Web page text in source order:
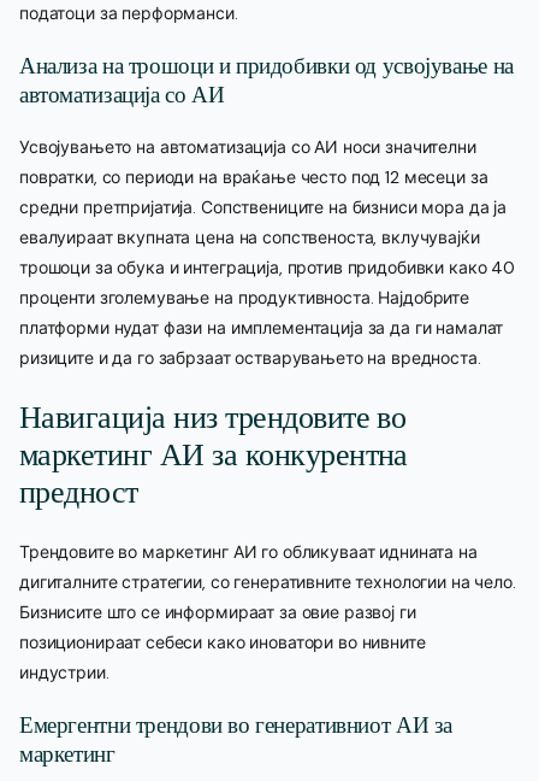
податоци за перформанси.
Анализа на трошоци и придобивки од усвојување на
автоматизација со АИ
Усвојувањето на автоматизација со АИ носи значителни
повратки, со периоди на враќање често под 12 месеци за
средни претпријатија. Сопствениците на бизниси мора да ја
евалуираат вкупната цена на сопственоста, вклучувајќи
трошоци за обука и интеграција, против придобивки како 40
проценти зголемување на продуктивноста. Најдобрите
платформи нудат фази на имплементација за да ги намалат
ризиците и да го забрзаат остварувањето на вредноста.
Навигација низ трендовите во
маркетинг АИ за конкурентна
предност
Трендовите во маркетинг АИ го обликуваат иднината на
дигиталните стратегии, со генеративните технологии на чело.
Бизнисите што се информираат за овие развој ги
позиционираат себеси како иноватори во нивните
индустрии.
Емергентни трендови во генеративниот АИ за
маркетинг